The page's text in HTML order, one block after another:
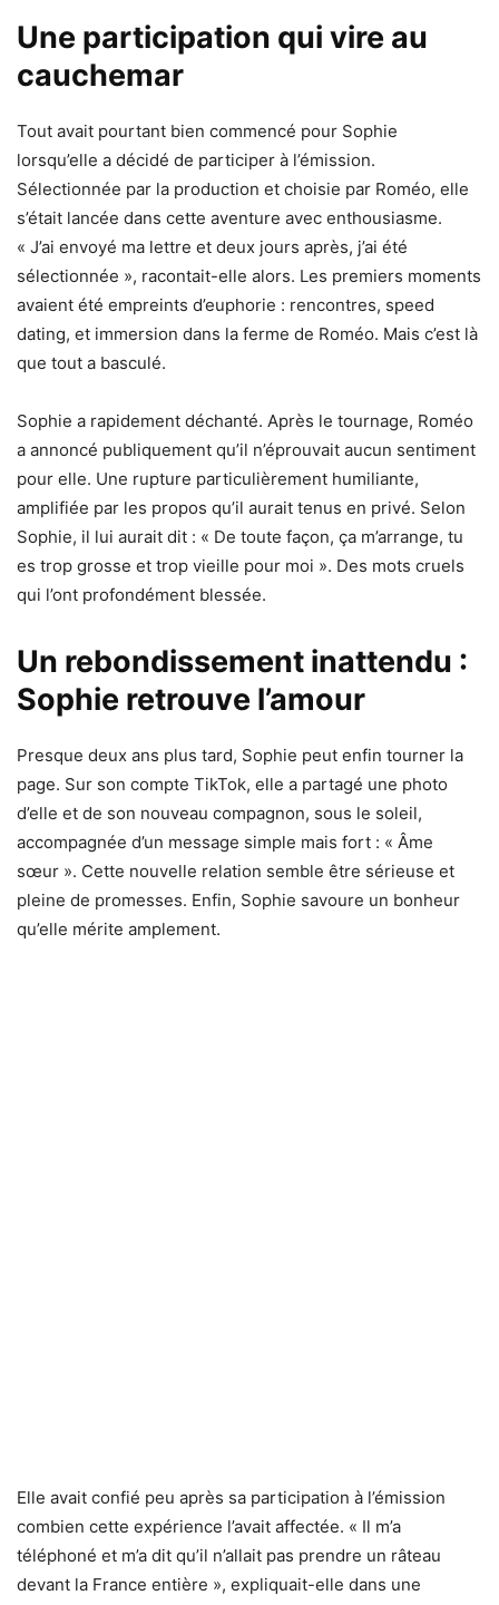
Une participation qui vire au
cauchemar
Tout avait pourtant bien commencé pour Sophie
lorsqu’elle a décidé de participer à l’émission.
Sélectionnée par la production et choisie par Roméo, elle
s’était lancée dans cette aventure avec enthousiasme.
« J’ai envoyé ma lettre et deux jours après, j’ai été
sélectionnée », racontait-elle alors. Les premiers moments
avaient été empreints d’euphorie : rencontres, speed
dating, et immersion dans la ferme de Roméo. Mais c’est là
que tout a basculé.
Sophie a rapidement déchanté. Après le tournage, Roméo
a annoncé publiquement qu’il n’éprouvait aucun sentiment
pour elle. Une rupture particulièrement humiliante,
amplifiée par les propos qu’il aurait tenus en privé. Selon
Sophie, il lui aurait dit : « De toute façon, ça m’arrange, tu
es trop grosse et trop vieille pour moi ». Des mots cruels
qui l’ont profondément blessée.
Un rebondissement inattendu :
Sophie retrouve l’amour
Presque deux ans plus tard, Sophie peut enfin tourner la
page. Sur son compte TikTok, elle a partagé une photo
d’elle et de son nouveau compagnon, sous le soleil,
accompagnée d’un message simple mais fort : « Âme
sœur ». Cette nouvelle relation semble être sérieuse et
pleine de promesses. Enfin, Sophie savoure un bonheur
qu’elle mérite amplement.
Elle avait confié peu après sa participation à l’émission
combien cette expérience l’avait affectée. « Il m’a
téléphoné et m’a dit qu’il n’allait pas prendre un râteau
devant la France entière », expliquait-elle dans une